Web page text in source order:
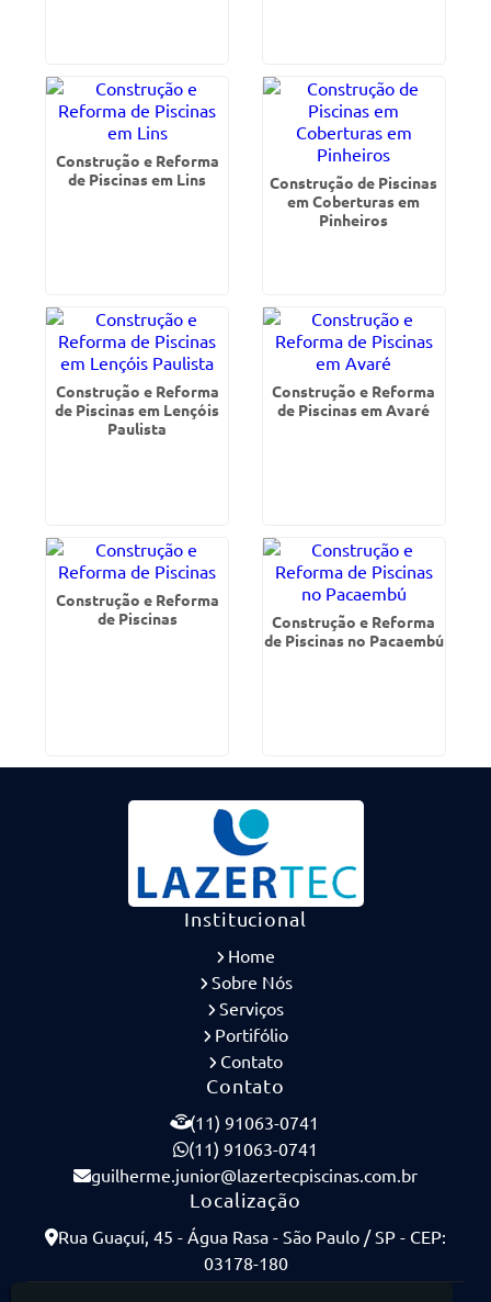
Construção e Reforma
de Piscinas em Lins
Construção de Piscinas
em Coberturas em
Pinheiros
Construção e Reforma
de Piscinas em Lençóis
Paulista
Construção e Reforma
de Piscinas em Avaré
Construção e Reforma
de Piscinas
Construção e Reforma
de Piscinas no Pacaembú
Institucional
Home
Sobre Nós
Serviços
Portifólio
Contato
Contato
(11) 91063-0741
(11) 91063-0741
guilherme.junior@lazertecpiscinas.com.br
Localização
Rua Guaçuí, 45 - Água Rasa - São Paulo / SP - CEP:
03178-180